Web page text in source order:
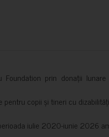
prin donații
copii și tineri cu
iulie 2020-iunie 2026